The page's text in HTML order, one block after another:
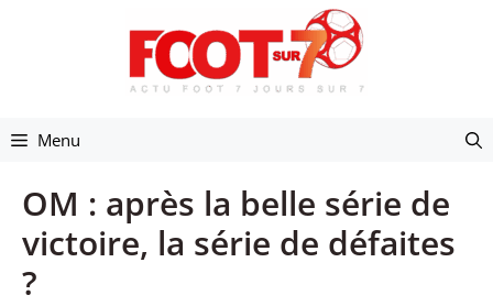
Menu
OM : après la belle série de
victoire, la série de défaites
?